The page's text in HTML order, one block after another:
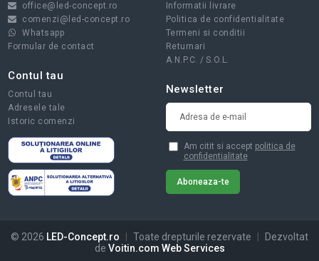
office@led-concept.ro
comenzi@led-concept.ro
Whatsapp
Formular de contact
Informatii livrare
Politica de confidentialitate
Termeni si conditii
Returnari
A.N.P.C. / S.O.L.
Contul tau
Contul tau
Adresele tale
Istoric comenzi
Newsletter
Am citit si accept politica de
confidentialitate
© 2026 LED-Concept.ro | Toate drepturile rezervate |
Dezvoltat
de Voitin.com Web Services